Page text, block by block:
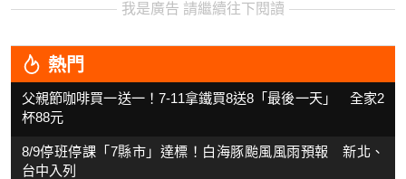
我是廣告 請繼續往下閱讀
熱門
父親節咖啡買一送一！7-11拿鐵買8送8「最後一天」 全家2
杯88元
8/9停班停課「7縣市」達標！白海豚颱風風雨預報 新北、
台中入列